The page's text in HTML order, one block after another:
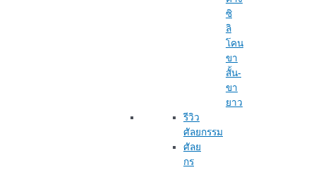
ซิ
ลิ
โคน
ขา
สั้น-
ขา
ยาว
รีวิว
ศัลยกรรม
ศัลย
กร